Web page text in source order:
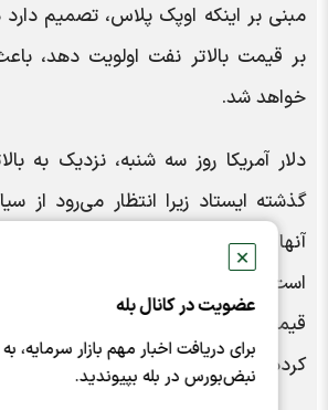
✕
عضویت در کانال بله
برای دریافت اخبار مهم بازار سرمایه، به
نبض‌بورس در بله بپیوندید.
مبنی بر اینکه اوپک پلاس، تصمیم دارد
بر قیمت بالاتر نفت اولویت دهد،
خواهد شد.
دلار آمریکا روز سه شنبه، نزدیک به
گذشته ایستاد زیرا انتظار می‌رود
آنها پایین نگه داشتن نرخ‌های بهره
است، سود ببرد. دلار قوی‌تر، معاملات
قیمت‌گذاری می‌شود، برای دارندگان
کرده و تقاضا را کمتر می‌کند.